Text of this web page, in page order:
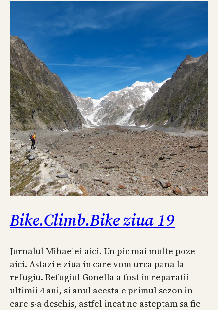
Bike.Climb.Bike ziua 19
Jurnalul Mihaelei aici. Un pic mai multe poze
aici. Astazi e ziua in care vom urca pana la
refugiu. Refugiul Gonella a fost in reparatii
ultimii 4 ani, si anul acesta e primul sezon in
care s-a deschis, astfel incat ne asteptam sa fie